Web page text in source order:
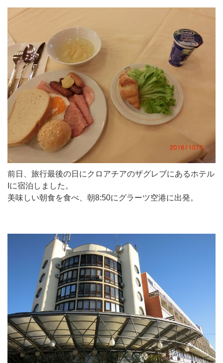
前日、旅行最後の日にクロアチアのザグレブにあるホテル
Iに宿泊しました。
美味しい朝食を食べ、朝8:50にグラーツ空港に出発。